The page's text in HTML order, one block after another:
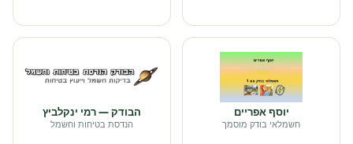
יוסף אפריים
חשמלאי בודק מוסמך
הבודק — רמי ינקלביץ
הנדסת בטיחות וחשמל